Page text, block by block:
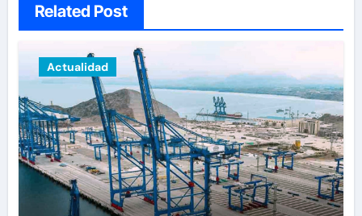
Related Post
Actualidad